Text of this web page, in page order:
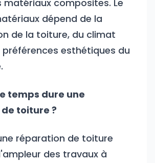
matériaux composites. Le
dépend de la
de la toiture, du climat
esthétiques du
temps dure une
toiture ?
réparation de toiture
des travaux à